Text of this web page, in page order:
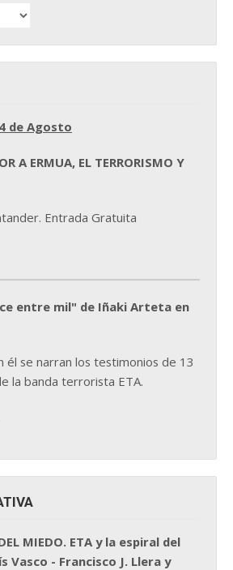
de Agosto
A ERMUA, EL TERRORISMO Y
Entrada Gratuita
entre mil" de Iñaki Arteta en
él se narran los testimonios de 13
la banda terrorista ETA.
MIEDO. ETA y la espiral del
Vasco - Francisco J. Llera y